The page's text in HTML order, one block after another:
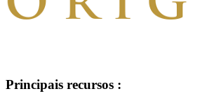
Principais recursos :